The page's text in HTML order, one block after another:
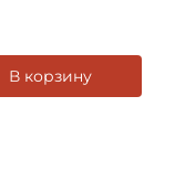
В корзину